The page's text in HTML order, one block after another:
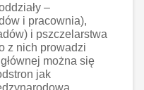
–
i pracownia),
i pszczelarstwa
z nich prowadzi
można się
jak